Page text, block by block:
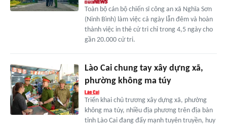
Toàn bộ cán bộ chiến sĩ công an xã Nghĩa Sơn
(Ninh Bình) làm việc cả ngày lẫn đêm và hoàn
thành việc in thẻ cử tri chỉ trong 4,5 ngày cho
gần 20.000 cử tri.
Lào Cai chung tay xây dựng xã,
phường không ma túy
Triển khai chủ trương xây dựng xã, phường
không ma túy, nhiều địa phương trên địa bàn
tỉnh Lào Cai đang đẩy mạnh tuyên truyền, huy